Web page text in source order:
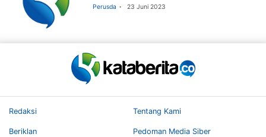
Perusda 23 Juni 2023
Redaksi Tentang Kami
Beriklan Pedoman Media Siber